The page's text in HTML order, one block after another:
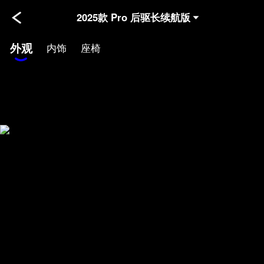
2025款 Pro 后驱长续航版
外观 内饰 座椅